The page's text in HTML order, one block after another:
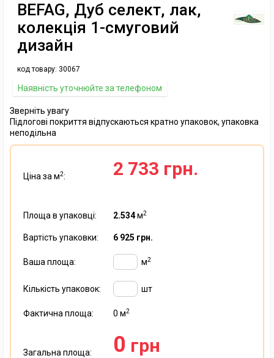
BEFAG, Дуб селект, лак,
колекція 1-смуговий
дизайн
код товару: 30067
Наявність уточнюйте за телефоном
Зверніть увагу
Підлогові покриття відпускаються кратно упаковок, упаковка
неподільна
Ціна за м2: 2 733 грн.
Площа в упаковці: 2.534м2
Вартість упаковки: 6 925 грн.
Ваша площа: м2
Кількість упаковок: шт
Фактична площа: 0 м2
Загальна площа: 0 грн